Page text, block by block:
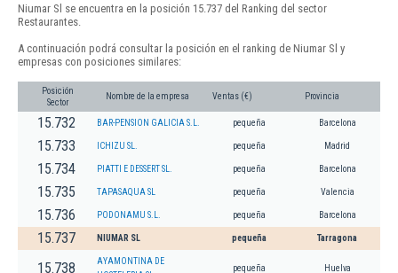
Niumar Sl se encuentra en la posición 15.737 del Ranking del sector
Restaurantes.
A continuación podrá consultar la posición en el ranking de Niumar Sl y
empresas con posiciones similares:
Posición
Sector
Nombre de la empresa Ventas (€) Provincia
15.732 BAR-PENSION GALICIA S.L. pequeña Barcelona
15.733 ICHIZU SL. pequeña Madrid
15.734 PIATTI E DESSERT SL. pequeña Barcelona
15.735 TAPASAQUA SL pequeña Valencia
15.736 PODONAMU S.L. pequeña Barcelona
15.737 NIUMAR SL pequeña Tarragona
15.738
AYAMONTINA DE
pequeña Huelva